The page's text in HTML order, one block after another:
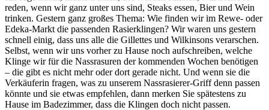
reden, wenn wir ganz unter uns sind, Steaks essen, Bier und Wein
trinken. Gestern ganz großes Thema: Wie finden wir im Rewe- oder
Edeka-Markt die passenden Rasierklingen? Wir waren uns gestern
schnell einig, dass uns alle die Gillettes und Wilkinsons verarschen.
Selbst, wenn wir uns vorher zu Hause noch aufschreiben, welche
Klinge wir für die Nassrasuren der kommenden Wochen benötigen
– die gibt es nicht mehr oder dort gerade nicht. Und wenn sie die
Verkäuferin fragen, was zu unserem Nassrasierer-Griff denn passen
könnte und sie etwas empfehlen, dann merken Sie spätestens zu
Hause im Badezimmer, dass die Klingen doch nicht passen.